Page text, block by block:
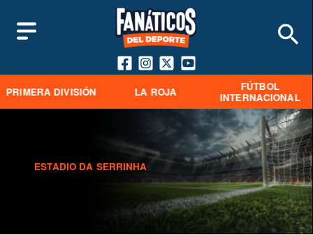
PRIMERA DIVISIÓN LA ROJA
FÚTBOL
INTERNACIONAL
ESTADIO DA SERRINHA